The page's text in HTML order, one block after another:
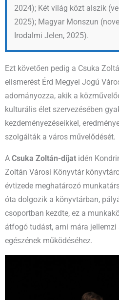
2024); Két világ közt alszik
2025); Magyar Monszun
Irodalmi Jelen, 2025).
Ezt követően pedig a Csuka
elismerést Érd Megyei Jogú
adományozza, akik a
kulturális élet szervezésében
kezdeményezéseikkel,
szolgálták a város művelődését.
A Csuka Zoltán-díjat idén
Zoltán Városi Könyvtár
évtizede meghatározó
óta dolgozik a könyvtárban,
csoportban kezdte, ez a
átfogó tudást, ami mára
egészének működéséhez.